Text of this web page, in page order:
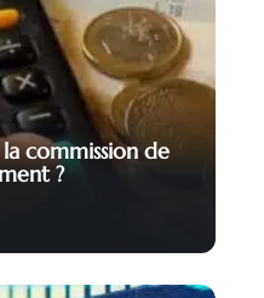
commission de
?